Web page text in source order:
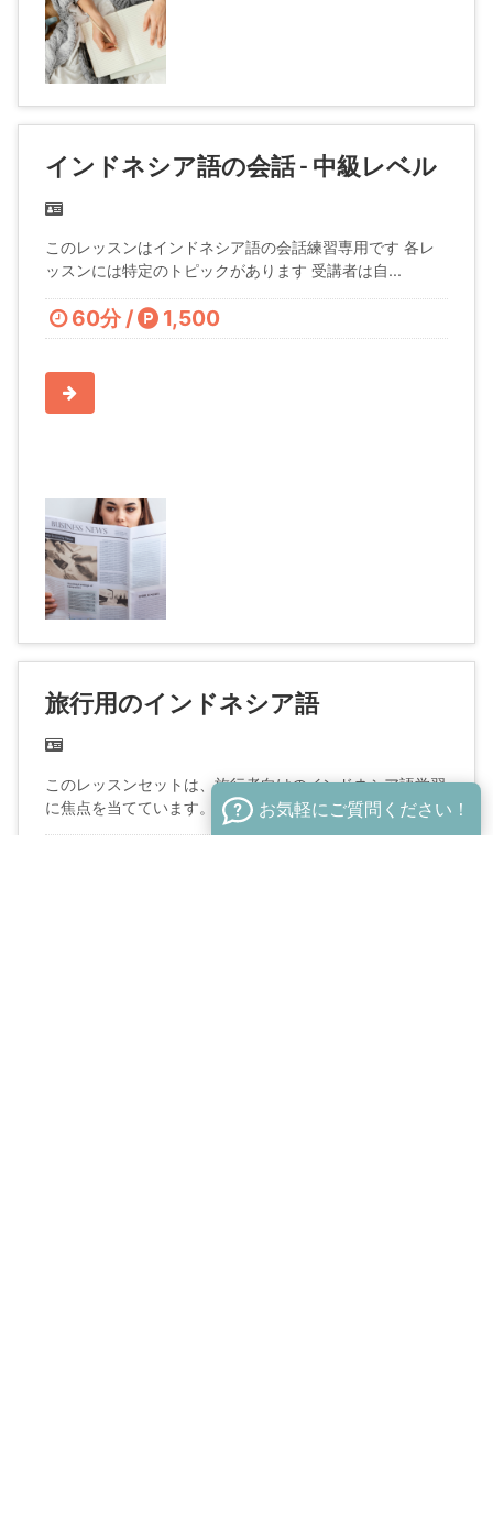
インドネシア語の会話 - 中級レベル
このレッスンはインドネシア語の会話練習専用です 各レ
ッスンには特定のトピックがあります 受講者は自...
60分 / 1,500
旅行用のインドネシア語
このレッスンセットは、旅行者向けのインドネシア語学習
に焦点を当てています。旅行者向けのインドネシア...
お気軽にご質問ください！